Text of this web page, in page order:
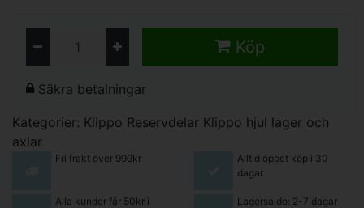
Köp
Säkra betalningar
Kategorier: Klippo Reservdelar Klippo hjul lager och
axlar
Fri frakt över 999kr
Alltid öppet köp i 30
dagar
Alla kunder får 50kr i
Lagersaldo: 2-7 dagar